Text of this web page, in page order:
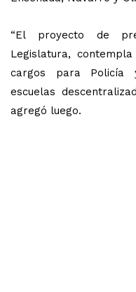
“El proyecto de
Legislatura,
cargos para
escuelas
agregó luego.